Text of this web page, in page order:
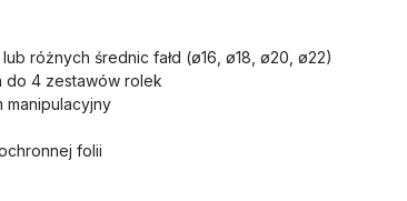
różnych średnic fałd (ø16, ø18, ø20, ø22)
do 4 zestawów rolek
manipulacyjny
folii